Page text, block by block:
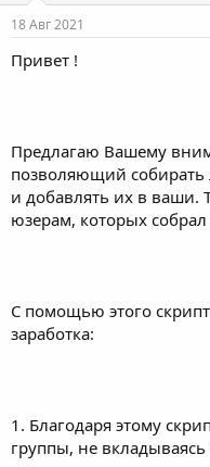
е
ы
18 Авг 2021
Привет !
Предлагаю Вашему
позволяющий собирать
и добавлять их в ваши.
юзерам, которых собрал
С помощью этого
заработка:
1. Благодаря этому
группы, не